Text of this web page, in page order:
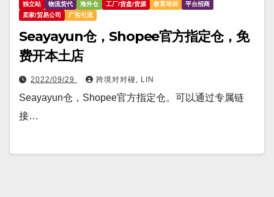
独立站 物流货代 海外仓 工厂/货盘/货源 教育培训
平台招商
卖家/贸易公司
广告引流
Seayayun仓，Shopee官方指定仓，免
费开本土店
2022/09/29 跨境对对碰, LIN
Seayayun仓，Shopee官方指定仓。可以通过专属链
接…